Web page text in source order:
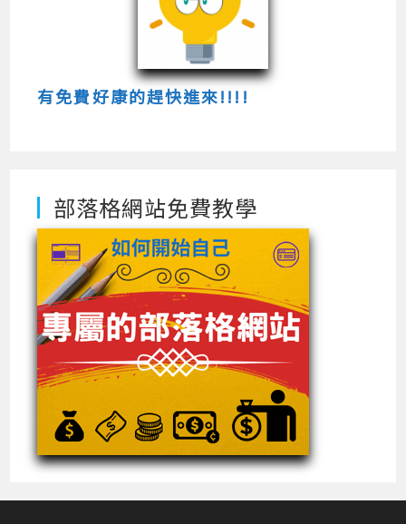
有免費好康的趕快進來!!!!
部落格網站免費教學